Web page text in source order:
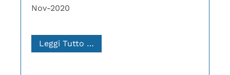
Nov-2020
Leggi Tutto …